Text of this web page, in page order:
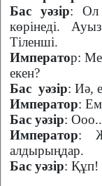
Бас уәзір: Ол
көрінеді.
Тіленші.
Император:
екен?
Бас уәзір: Иә,
Император:
Бас уәзір:
Император:
алдырыңдар.
Бас уәзір: Құп!